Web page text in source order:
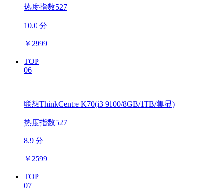
热度指数527
10.0 分
￥ 2999
TOP
06
联想ThinkCentre K70(i3 9100/8GB/1TB/集显)
热度指数527
8.9 分
￥ 2599
TOP
07